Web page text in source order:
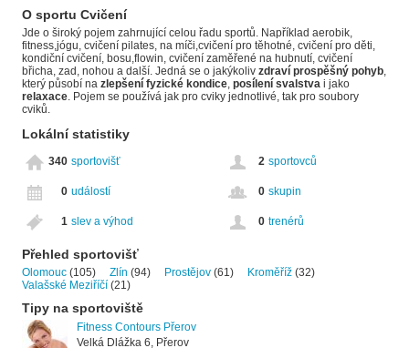
O sportu Cvičení
Jde o široký pojem zahrnující celou řadu sportů. Například aerobik,
fitness,jógu, cvičení pilates, na míči,cvičení pro těhotné, cvičení pro děti,
kondiční cvičení, bosu,flowin, cvičení zaměřené na hubnutí, cvičení
břicha, zad, nohou a další. Jedná se o jakýkoliv zdraví prospěšný pohyb
který působí na zlepšení fyzické kondice posílení svalstva i jako
relaxace . Pojem se používá jak pro cviky jednotlivé, tak pro soubory
cviků.
Lokální statistiky
340 sportovišť 2 sportovců
0 událostí 0 skupin
1 slev a výhod 0 trenérů
Přehled sportovišť
Olomouc (105) Zlín (94) Prostějov (61) Kroměříž (32)
Valašské Meziříčí (21)
Tipy na sportoviště
Fitness Contours Přerov
Velká Dlážka 6, Přerov